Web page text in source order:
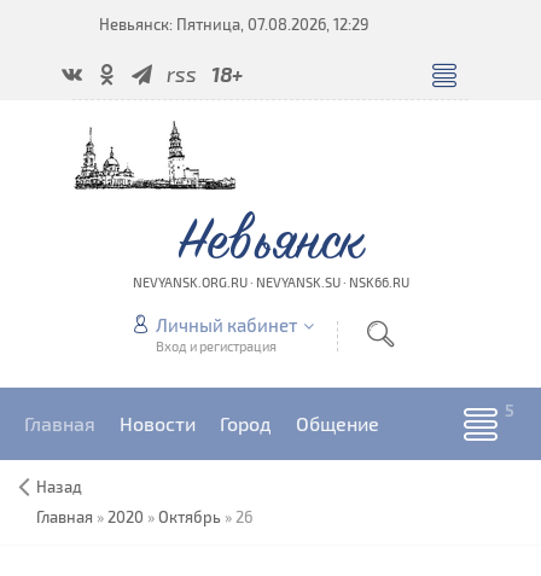
Невьянск: Пятница, 07.08.2026, 12:29
rss 18+
Невьянск
NEVYANSK.ORG.RU · NEVYANSK.SU · NSK66.RU
Личный кабинет
Вход и регистрация
Главная Новости Город Общение
Назад
Главная » 2020 »Октябрь » 26